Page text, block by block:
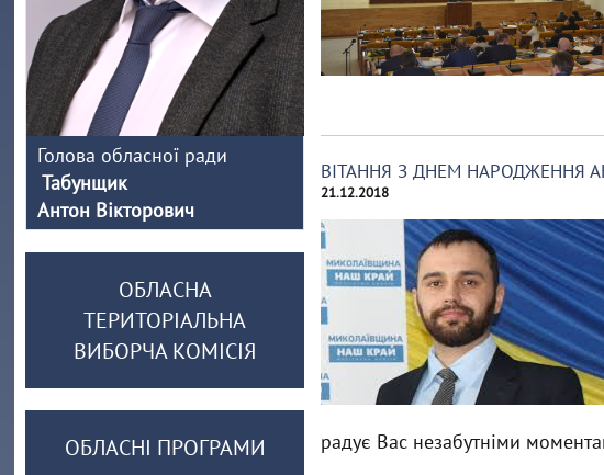
ВІТАННЯ З ДНЕМ НАРОДЖЕННЯ
21.12.2018
радує Вас незабутніми
Голова обласної ради
Табунщик
Антон Вікторович
ОБЛАСНА
ТЕРИТОРІАЛЬНА
ВИБОРЧА КОМІСІЯ
ОБЛАСНІ ПРОГРАМИ